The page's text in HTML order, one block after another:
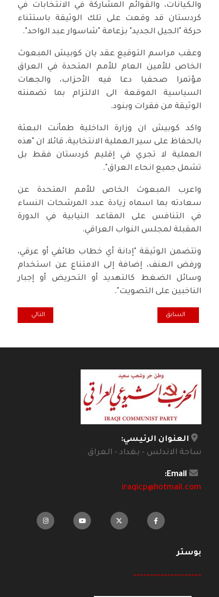
والكيانات، والقوائم المشاركة في الانتخابات في
كردستان قد وقعت على تلك الوثيقة باستثناء
حركة "الجيل الجديد" بزعامة "شاسوار عبد الواحد".
وعقب مراسم التوقيع عقد يان كوبيش المبعوث
الخاص للأمين العام للأمم المتحدة في العراق
مؤتمرا صحفيا دعا فيه الأحزاب، والجهات
السياسية الموقعة الى الالتزام بما تضمنته
الوثيقة من فقرات وبنود.
واكد كوبيش ان وزارة الداخلية طمأنت البعثة
بالحفاظ على سير العملية الانتخابية، قائلا ان "هذه
العملية لا تجري في إقليم كردستان فقط بل
تشمل جميع انحاء العراق".
واعرب المبعوث الخاص للأمم المتحدة عن
سعادته بما اسماه زيادة عدد المرشحات النساء
في التنافس على المقاعد النيابية في الدورة
المقبلة لمجلس النواب العراقي.
وتتضمن الوثيقة "إدانة أي خطاب طائفي أو عرقي،
ورفض العنف، إضافة إلى الامتناع عن استخدام
وسائل الضغط كالتهديد أو التحريض أو إجبار
الناخبين على التصويت".
المقال السابق: برنامج تحالف "سائرون" رقم القائمة 156
السابق المقال التالي:
التالي
العنوان الرئيسي:
ساحة الاندلس - بغداد - العراق
Email:
iraqicp@hotmail.com
بوستر
--------------------